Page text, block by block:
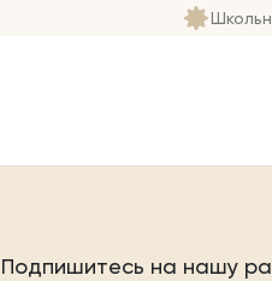
Подпишитесь на нашу